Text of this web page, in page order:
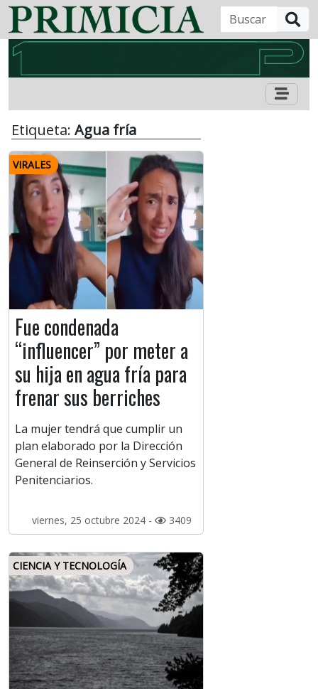
Etiqueta: Agua fría
VIRALES
Fue condenada
“influencer” por meter a
su hija en agua fría para
frenar sus berriches
La mujer tendrá que cumplir un
plan elaborado por la Dirección
General de Reinserción y Servicios
Penitenciarios.
viernes, 25 octubre 2024 - 3409
CIENCIA Y TECNOLOGÍA